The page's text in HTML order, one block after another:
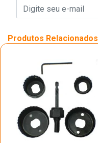
Produtos Relacionados